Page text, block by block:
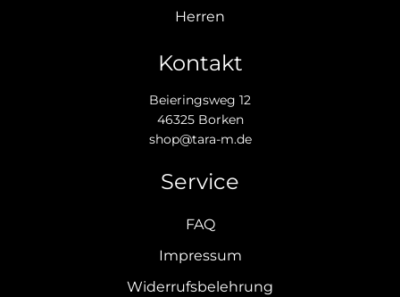
Herren
Kontakt
Beieringsweg 12
46325 Borken
shop@tara-m.de
Service
FAQ
Impressum
Widerrufsbelehrung